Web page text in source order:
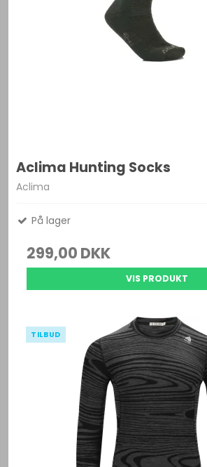
Aclima Hunting Socks
Aclima
På lager
299,00 DKK
VIS PRODUKT
TILBUD